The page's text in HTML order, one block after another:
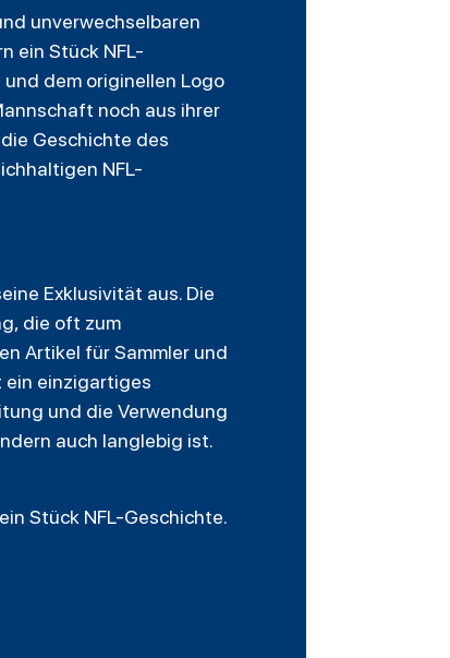
unverwechselbaren
ein Stück NFL-
dem originellen Logo
noch aus ihrer
Geschichte des
NFL-
Exklusivität aus. Die
die oft zum
Artikel für Sammler und
ein einzigartiges
und die Verwendung
auch langlebig ist.
Stück NFL-Geschichte.